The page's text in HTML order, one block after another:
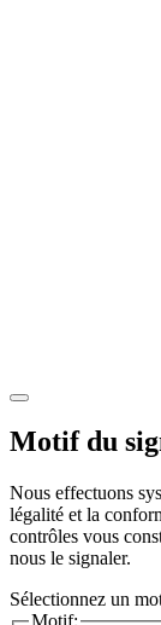
Motif du
Nous effectuons
légalité et la
contrôles vous
nous le signaler.
Sélectionnez un